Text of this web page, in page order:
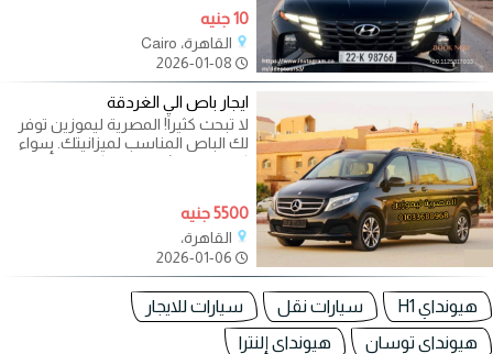
10 جنيه
القاهرة، Cairo
ايجار باص الي الغردقة
لا تبحث كثيراً! المصرية ليموزين توفر
لك الباص المناسب لميزانيتك. سواء
كنت محتاج (هاي اس، كوستر، أو
5500 جنيه
القاهرة،
هيونداي H1 سيارات نقل
سيارات للايجار
هيونداي توسان
هيونداي إلنترا